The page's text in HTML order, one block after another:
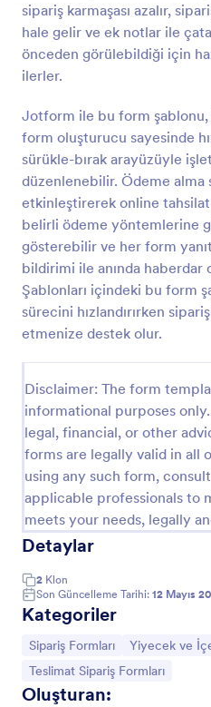
sipariş karmaşası azalır,
hale gelir ve ek notlar ile
önceden görülebildiği için
ilerler.
Jotform ile bu form
form oluşturucu sayesinde
sürükle-bırak arayüzüyle
düzenlenebilir. Ödeme alma
etkinleştirerek online
belirli ödeme yöntemlerine
gösterebilir ve her form
bildirimi ile anında
Şablonları içindeki bu form
sürecini hızlandırırken
etmenize destek olur.
Disclaimer: The form
informational purposes
legal, financial, or other
forms are legally valid in all
using any such form,
applicable professionals to
meets your needs, legally
Detaylar
2 Klon
Son Güncelleme Tarihi: 12 Mayıs
Kategoriler
Kategoriye git:
Sipariş Formları Kategoriye
Yiyecek ve
Kategoriye git:
Teslimat Sipariş Formları
Oluşturan:
Teslimat Notu Form
değişikliği ve imza onayı
toplamak amacıyla
alma hizmetleri ve bir
diğer tüm işletmeler için
Oluşturucumuz ile
kişiselleştirin. Düzinelerce
arasından seçim yapın,
plan fotoğrafınızı yükleyin
veya markasını ekleyin.
CRM'inize göndermek,
hizmetinde saklamak veya
raporlama araçlarıyla
etmek için düzinelerce
seçin.
Go to Category:
Teslimat Sipariş Formları
Şablon